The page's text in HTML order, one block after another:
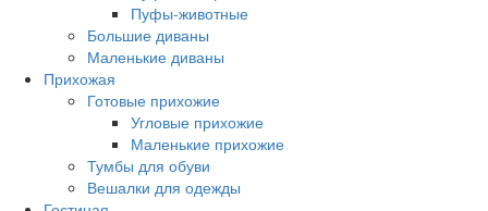
Пуфы-животные
Большие диваны
Маленькие диваны
Прихожая
Готовые прихожие
Угловые прихожие
Маленькие прихожие
Тумбы для обуви
Вешалки для одежды